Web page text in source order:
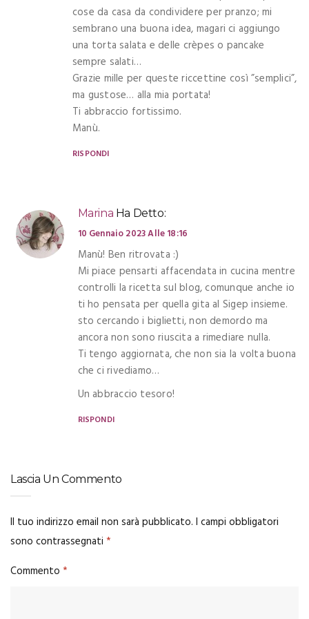
cose da casa da condividere per pranzo; mi
sembrano una buona idea, magari ci aggiungo
una torta salata e delle crèpes o pancake
sempre salati…
Grazie mille per queste riccettine così ”semplici”,
ma gustose… alla mia portata!
Ti abbraccio fortissimo.
Manù.
RISPONDI
Marina Ha Detto:
10 Gennaio 2023 Alle 18:16
Manù! Ben ritrovata :)
Mi piace pensarti affacendata in cucina mentre
controlli la ricetta sul blog, comunque anche io
ti ho pensata per quella gita al Sigep insieme.
sto cercando i biglietti, non demordo ma
ancora non sono riuscita a rimediare nulla.
Ti tengo aggiornata, che non sia la volta buona
che ci rivediamo…
Un abbraccio tesoro!
RISPONDI
Lascia Un Commento
Il tuo indirizzo email non sarà pubblicato. I campi obbligatori
sono contrassegnati *
Commento *